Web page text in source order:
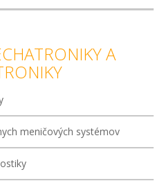
A
meničových systémov